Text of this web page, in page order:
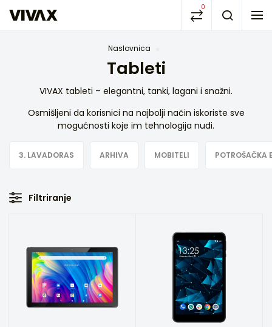
0
Naslovnica
Tableti
VIVAX tableti – elegantni, tanki, lagani i snažni.
Osmišljeni da korisnici na najbolji način iskoriste sve
mogućnosti koje im tehnologija nudi.
3. LAVADORAS ARHIVA MOBITELI POTROŠAČKA
Filtriranje